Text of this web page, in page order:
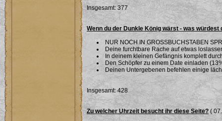
Insgesamt: 377
Wenn du der Dunkle König wärst - was würdest
NUR NOCH IN GROSSBUCHSTABEN
Deine furchtbare Rache auf etwas
In deinem kleinen Gefängnis komplett
Den Schöpfer zu einem Date einladen
Deinen Untergebenen befehlen einige
Insgesamt: 428
Zu welcher Uhrzeit besucht ihr diese Seite?(